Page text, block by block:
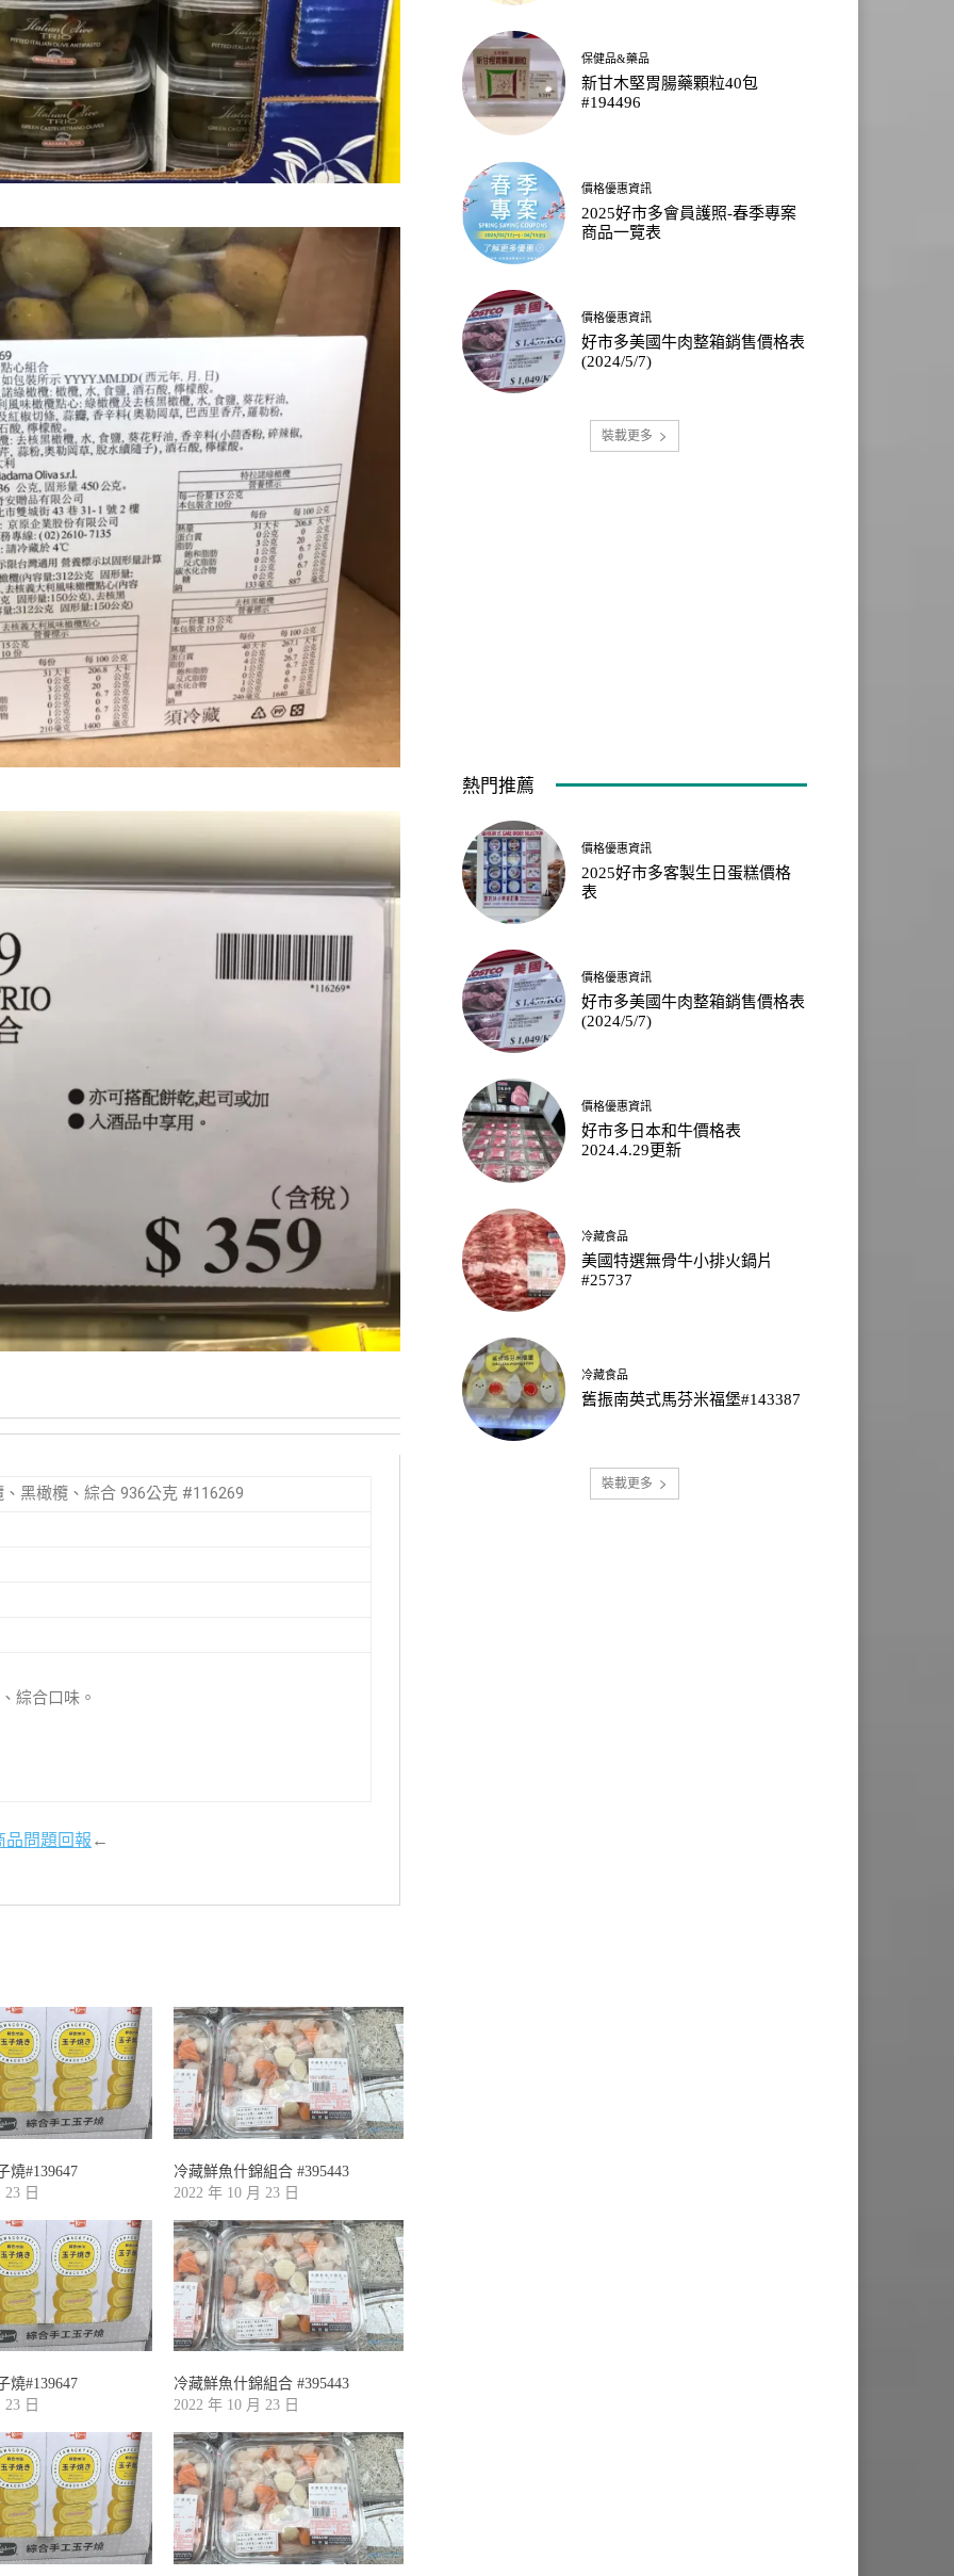
、黑橄欖、綜合 936公克 #116269
綜合口味。
品問題回報←
燒#139647
23 日
冷藏鮮魚什錦組合 #395443
2022 年 10 月 23 日
燒#139647
23 日
冷藏鮮魚什錦組合 #395443
2022 年 10 月 23 日
保健品&藥品
新甘木堅胃腸藥顆粒40包
#194496
價格優惠資訊
2025好市多會員護照-春季專案
商品一覽表
價格優惠資訊
好市多美國牛肉整箱銷售價格表
(2024/5/7)
裝載更多
熱門推薦
價格優惠資訊
2025好市多客製生日蛋糕價格
表
價格優惠資訊
好市多美國牛肉整箱銷售價格表
(2024/5/7)
價格優惠資訊
好市多日本和牛價格表
2024.4.29更新
冷藏食品
美國特選無骨牛小排火鍋片
#25737
冷藏食品
舊振南英式馬芬米福堡#143387
裝載更多